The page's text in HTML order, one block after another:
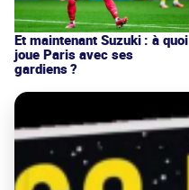
Et maintenant Suzuki : à quoi
joue Paris avec ses
gardiens ?